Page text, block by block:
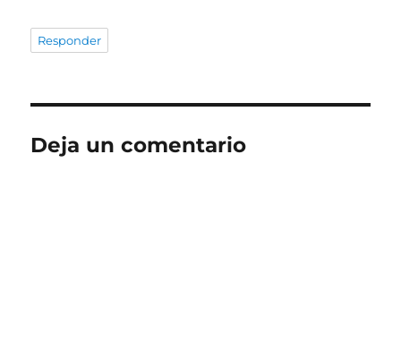
Responder
Deja un comentario